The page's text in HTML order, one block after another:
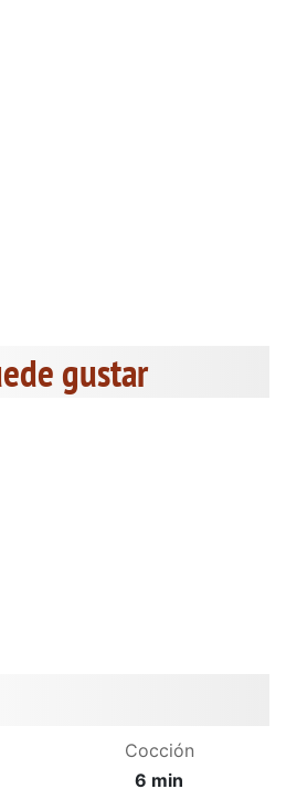
gustar
Cocción
6 min